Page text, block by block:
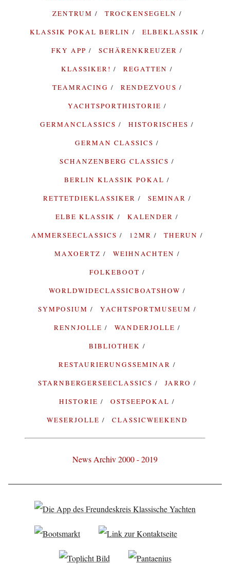
ZENTRUM
TROCKENSEGELN
KLASSIK POKAL BERLIN
ELBEKLASSIK
FKY APP
SCHÄRENKREUZER
KLASSIKER!
REGATTEN
TEAMRACING
RENDEZVOUS
YACHTSPORTHISTORIE
GERMANCLASSICS
HISTORISCHES
GERMAN CLASSICS
SCHANZENBERG CLASSICS
BERLIN KLASSIK POKAL
RETTETDIEKLASSIKER
SEMINAR
ELBE KLASSIK
KALENDER
AMMERSEECLASSICS
12MR
THERUN
MAXOERTZ
WEIHNACHTEN
FOLKEBOOT
WORLDWIDECLASSICBOATSHOW
SYMPOSIUM
YACHTSPORTMUSEUM
RENNJOLLE
WANDERJOLLE
BIBLIOTHEK
RESTAURIERUNGSSEMINAR
STARNBERGERSEECLASSICS
JARRO
HISTORIE
OSTSEEPOKAL
WESERJOLLE
CLASSICWEEKEND
News Archiv 2000 - 2019